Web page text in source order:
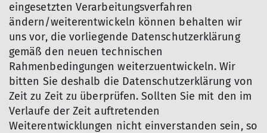
eingesetzten Verarbeitungsverfahren
ändern/weiterentwickeln können behalten wir
uns vor, die vorliegende Datenschutzerklärung
gemäß den neuen technischen
Rahmenbedingungen weiterzuentwickeln. Wir
bitten Sie deshalb die Datenschutzerklärung von
Zeit zu Zeit zu überprüfen. Sollten Sie mit den im
Verlaufe der Zeit auftretenden
Weiterentwicklungen nicht einverstanden sein, so